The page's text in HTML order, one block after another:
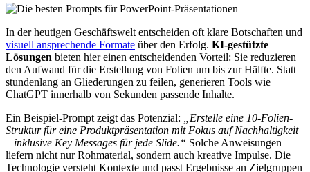
In der heutigen Geschäftswelt entscheiden oft klare Botschaften und
visuell ansprechende Formate über den Erfolg. KI-gestützte
Lösungen bieten hier einen entscheidenden Vorteil: Sie reduzieren
den Aufwand für die Erstellung von Folien um bis zur Hälfte. Statt
stundenlang an Gliederungen zu feilen, generieren Tools wie
ChatGPT innerhalb von Sekunden passende Inhalte.
Ein Beispiel-Prompt zeigt das Potenzial:
„Erstelle eine 10-Folien-
Struktur für eine Produktpräsentation mit Fokus auf Nachhaltigkeit
– inklusive Key Messages für jede Slide.“ Solche Anweisungen
liefern nicht nur Rohmaterial, sondern auch kreative Impulse. Die
Technologie versteht Kontexte und passt Ergebnisse an Zielgruppen